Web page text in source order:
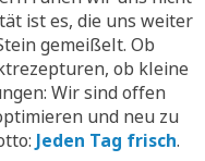
ist es, die uns weiter
gemeißelt. Ob
ob kleine
Wir sind offen
und neu zu
Jeden Tag frisch.